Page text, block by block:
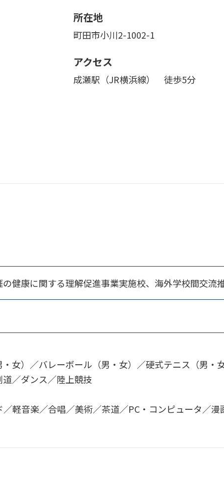
所在地
町田市小川2-1002-1
アクセス
成瀬駅（JR横浜線） 徒歩5分
健康に関する理解促進事業実施校、海外学校間交流
女）／バレーボール（男・女）／硬式テニス（男
／ダンス／陸上競技
軽音楽／合唱／美術／茶道／PC・コンピュータ／